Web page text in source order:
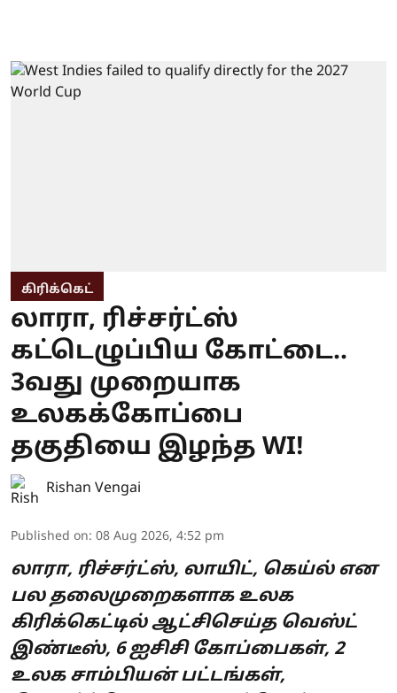
கிரிக்கெட்
லாரா, ரிச்சர்ட்ஸ்
கட்டெழுப்பிய கோட்டை..
3வது முறையாக
உலகக்கோப்பை
தகுதியை இழந்த WI!
Rishan Vengai
Published on: 08 Aug 2026, 4:52 pm
லாரா, ரிச்சர்ட்ஸ், லாயிட், கெய்ல் என
பல தலைமுறைகளாக உலக
கிரிக்கெட்டில் ஆட்சிசெய்த வெஸ்ட்
இண்டீஸ், 6 ஐசிசி கோப்பைகள், 2
உலக சாம்பியன் பட்டங்கள்,